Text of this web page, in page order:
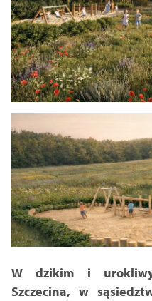
W dzikim i
Szczecina, w